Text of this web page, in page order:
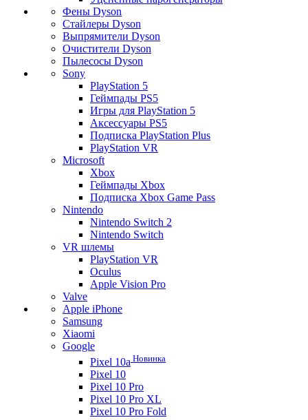
Фены Dyson
Стайлеры Dyson
Выпрямители Dyson
Очистители Dyson
Пылесосы Dyson
Sony
PlayStation 5
Геймпады PS5
Игры для PlayStation 5
Аксессуары PS5
Подписка PlayStation Plus
PlayStation VR
Microsoft
Xbox
Геймпады Xbox
Подписка Xbox Game Pass
Nintendo
Nintendo Switch 2
Nintendo Switch
VR шлемы
PlayStation VR
Oculus
Apple Vision Pro
Valve
Apple iPhone
Samsung
Xiaomi
Google
Pixel 10a Новинка
Pixel 10
Pixel 10 Pro
Pixel 10 Pro XL
Pixel 10 Pro Fold